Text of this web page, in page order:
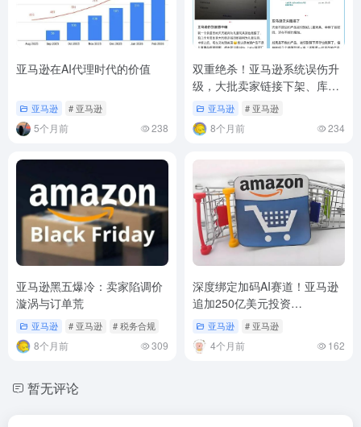
亚马逊在AI代理时代的价值
亚马逊 # 亚马逊
5个月前 238
双重绝杀！亚马逊系统误伤升
级，大批卖家链接下架、库存
冻结，如何绝地反击？
亚马逊 # 亚马逊
8个月前 234
亚马逊黑五爆冷：卖家陷调价
漩涡与订单荒
亚马逊 # 亚马逊 # 税务合规
8个月前 309
深度绑定加码AI赛道！亚马逊
追加250亿美元投资
Anthropic，十年千亿算力协议
落地
亚马逊 # 亚马逊
4个月前 162
暂无评论